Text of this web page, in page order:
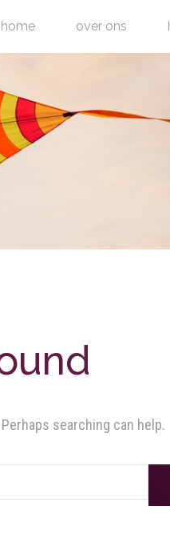
home over ons
searching can help.